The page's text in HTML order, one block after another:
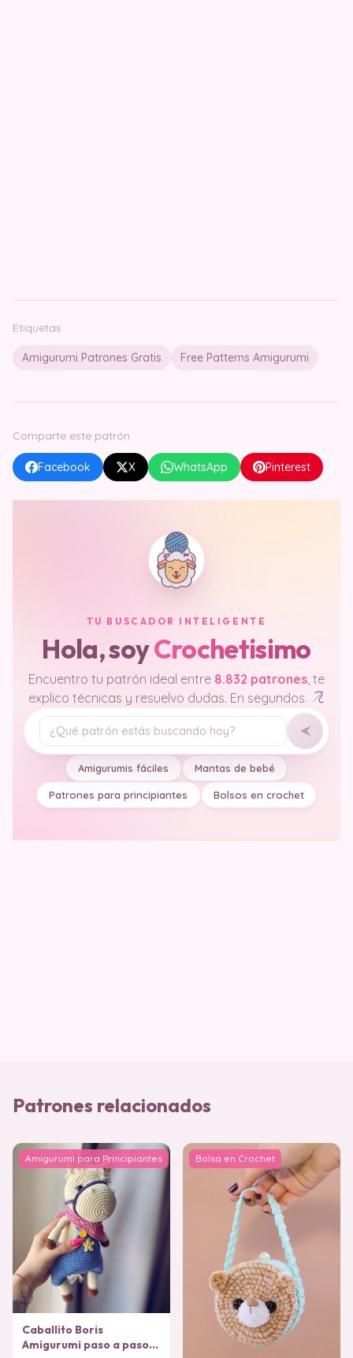
Etiquetas
Amigurumi Patrones Gratis Free Patterns Amigurumi
Comparte este patrón
Facebook X WhatsApp Pinterest
TU BUSCADOR INTELIGENTE
Hola, soyCrochetisimo
Encuentro tu patrón ideal entre 8.832 patrones , te
explico técnicas y resuelvo dudas. En segundos.
Tu pregunta
Amigurumis fáciles Mantas de bebé
Patrones para principiantes Bolsos en crochet
Patrones relacionados
Amigurumi para Principiantes
Caballito Boris
Amigurumi paso a paso
Bolsa en Crochet